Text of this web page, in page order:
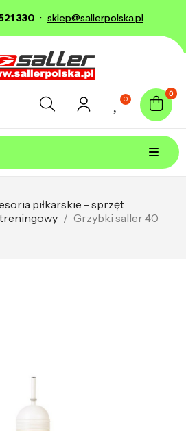
330 · sklep@sallerpolska.pl
0
0
piłkarskie - sprzęt
Grzybki saller 40